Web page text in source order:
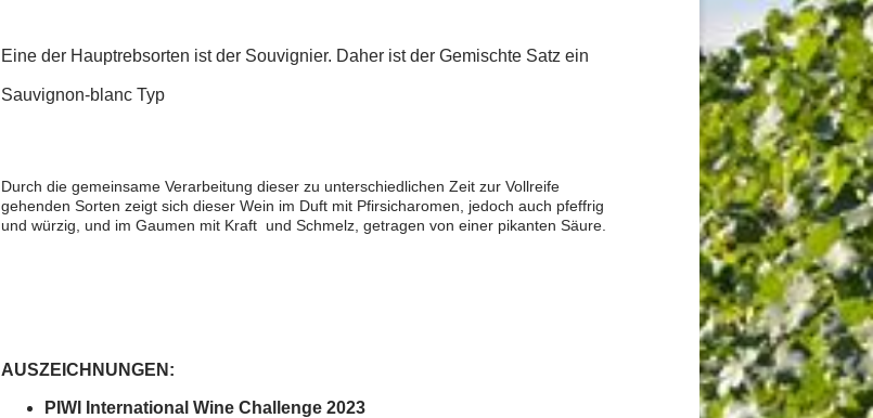
Eine der Hauptrebsorten ist der Souvignier. Daher ist der Gemischte Satz ein
Sauvignon-blanc Typ
Durch die gemeinsame Verarbeitung dieser zu unterschiedlichen Zeit zur Vollreife
gehenden Sorten zeigt sich dieser Wein im Duft mit Pfirsicharomen, jedoch auch pfeffrig
und würzig, und im Gaumen mit Kraft und Schmelz, getragen von einer pikanten Säure.
AUSZEICHNUNGEN:
PIWI International Wine Challenge 2023